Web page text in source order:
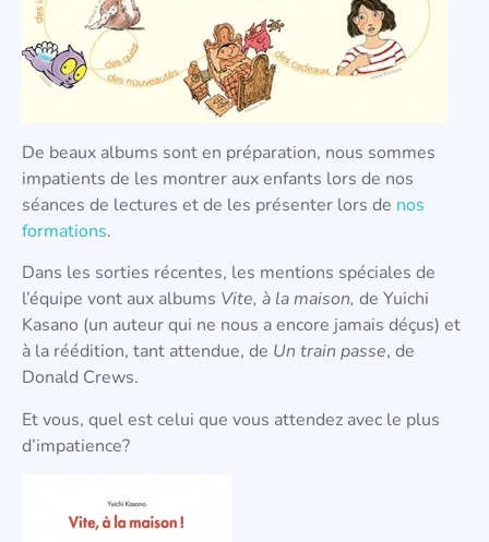
De beaux albums sont en préparation, nous sommes
impatients de les montrer aux enfants lors de nos
séances de lectures et de les présenter lors de nos
formations.
Dans les sorties récentes, les mentions spéciales de
l’équipe vont aux albums Vite, à la maison, de Yuichi
Kasano (un auteur qui ne nous a encore jamais déçus) et
à la réédition, tant attendue, de Un train passe, de
Donald Crews.
Et vous, quel est celui que vous attendez avec le plus
d’impatience?